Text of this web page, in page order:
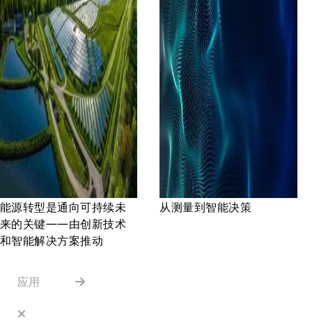
能源转型是通向可持续未
来的关键——由创新技术
和智能解决方案推动
从测量到智能决策
应用